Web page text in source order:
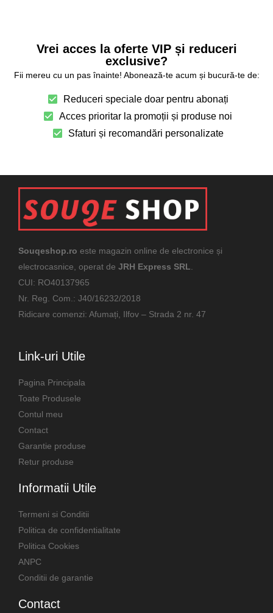
Vrei acces la oferte VIP și reduceri
exclusive?
Fii mereu cu un pas înainte! Abonează-te acum și bucură-te de:
Reduceri speciale doar pentru abonați
Acces prioritar la promoții și produse noi
Sfaturi și recomandări personalizate
Souqeshop.ro este magazin online de electronice și
electrocasnice, operat de JRH Express SRL.
CUI: RO40137965
Nr. Reg. Com.: J40/16232/2018
Ridicare comenzi: Afumați, Ilfov – Strada 2 nr. 47
Link-uri Utile
Pagina Principala
Toate Produsele
Contul meu
Contact
Garantie produse
Retur produse
Informatii Utile
Termeni si Conditii
Politica de confidentialitate
Politica Cookies
ANPC
Conditii de garantie
Contact